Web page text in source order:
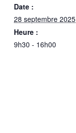
Date :
28 septembre 2025
Heure :
9h30 - 16h00